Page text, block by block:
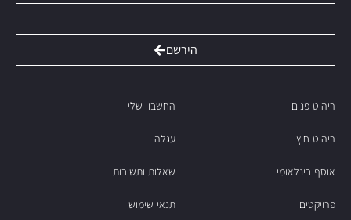
הירשם
ריהוט פנים
ריהוט חוץ
אוסף בינלאומי
פרויקטים
החשבון שלי
עגלה
שאלות ותשובות
תנאי שימוש